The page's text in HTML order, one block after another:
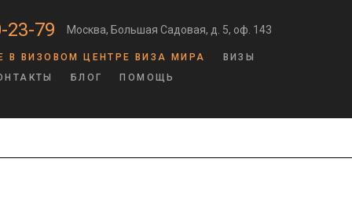
Москва, Большая Садовая, д. 5, оф. 143
23-79
ВИЗОВОМ ЦЕНТРЕ ВИЗА МИРА
ВИЗЫ
БЛОГ ПОМОЩЬ